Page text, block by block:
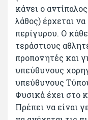
κάνει ο
λάθος) έρχεται
περίγυρου. Ο
τεράστιους
προπονητές και
υπεύθυνους
υπεύθυνους
Φυσικά έχει στο
Πρέπει να είναι